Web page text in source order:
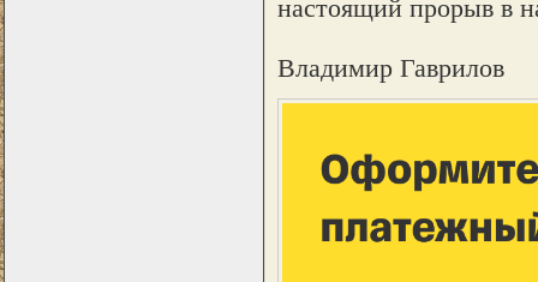
настоящий прорыв в
Владимир Гаврилов